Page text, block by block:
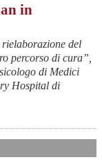
in
del
percorso di cura”,
di Medici
Hospital di